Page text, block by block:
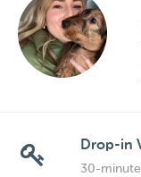
Drop-in
30-